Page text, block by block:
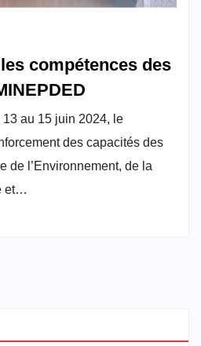
compétences des
au 15 juin 2024, le
des capacités des
de l’Environnement, de la
et…